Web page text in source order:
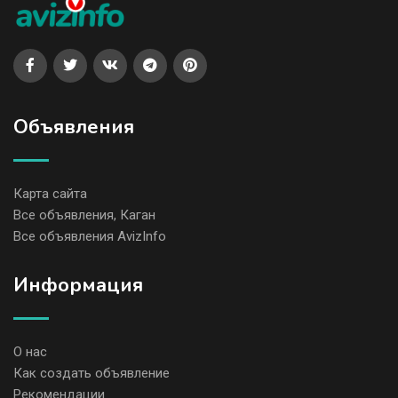
Объявления
Карта сайта
Все объявления, Каган
Все объявления AvizInfo
Информация
О нас
Как создать объявление
Рекомендации